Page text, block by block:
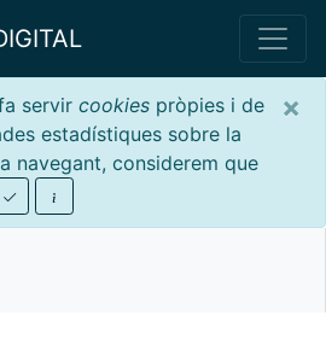
×
servir cookies pròpies i de
estadístiques sobre la
navegant, considerem que